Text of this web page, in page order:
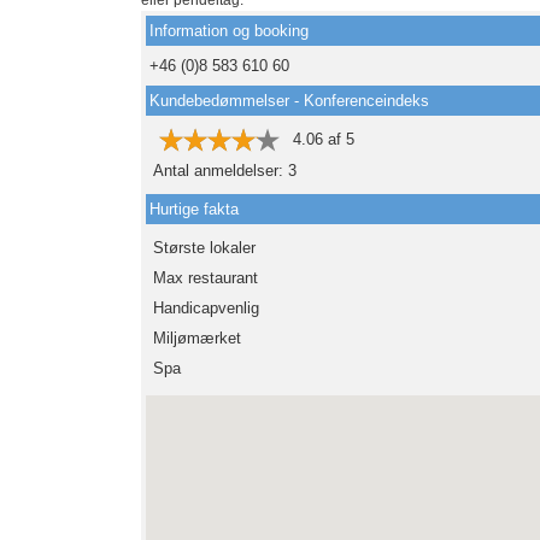
Information og booking
+46 (0)8 583 610 60
Kundebedømmelser - Konferenceindeks
4.06 af 5
Antal anmeldelser: 3
Hurtige fakta
Største lokaler
Max restaurant
Handicapvenlig
Miljømærket
Spa